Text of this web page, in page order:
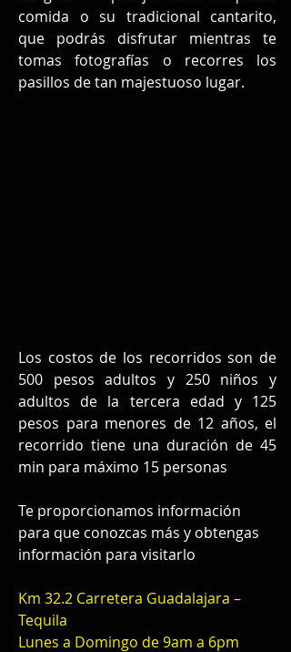
comida o su tradicional cantarito,
que podrás disfrutar mientras te
tomas fotografías o recorres los
pasillos de tan majestuoso lugar.
Los costos de los recorridos son de
500 pesos adultos y 250 niños y
adultos de la tercera edad y 125
pesos para menores de 12 años, el
recorrido tiene una duración de 45
min para máximo 15 personas
Te proporcionamos información
para que conozcas más y obtengas
información para visitarlo
Km 32.2 Carretera Guadalajara –
Tequila
Lunes a Domingo de 9am a 6pm